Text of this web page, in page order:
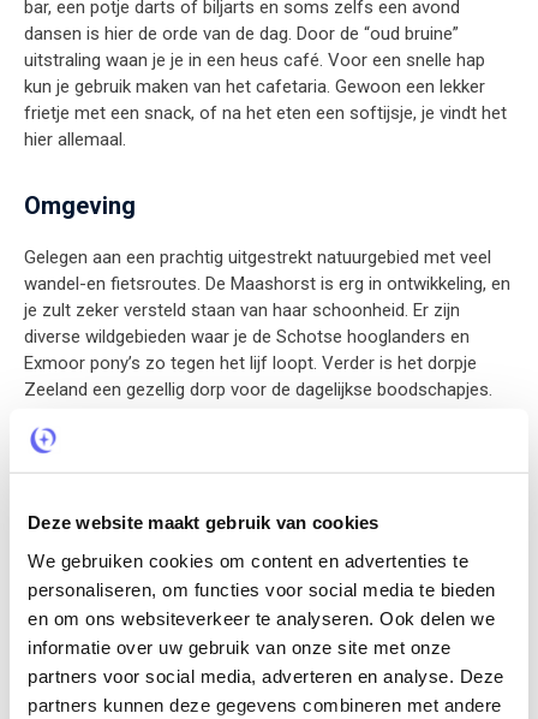
Deze website maakt gebruik van cookies
We gebruiken cookies om content en advertenties te
personaliseren, om functies voor social media te bieden
en om ons websiteverkeer te analyseren. Ook delen we
informatie over uw gebruik van onze site met onze
partners voor social media, adverteren en analyse. Deze
partners kunnen deze gegevens combineren met andere
bar, een potje darts of biljarts en soms zelfs een avond
dansen is hier de orde van de dag. Door de “oud bruine”
uitstraling waan je je in een heus café. Voor een snelle hap
kun je gebruik maken van het cafetaria. Gewoon een lekker
frietje met een snack, of na het eten een softijsje, je vindt het
hier allemaal.
Omgeving
Gelegen aan een prachtig uitgestrekt natuurgebied met veel
wandel-en fietsroutes. De Maashorst is erg in ontwikkeling, en
je zult zeker versteld staan van haar schoonheid. Er zijn
diverse wildgebieden waar je de Schotse hooglanders en
Exmoor pony’s zo tegen het lijf loopt. Verder is het dorpje
Zeeland een gezellig dorp voor de dagelijkse boodschapjes.
Uden ligt op slechts 6 km afstand en heeft een bruisend
centrum met een grote variëteit aan winkels. Op iets verdere
Grave en Ravenstein. Hier kun je wat cultuur en historie
Bijkomende kosten